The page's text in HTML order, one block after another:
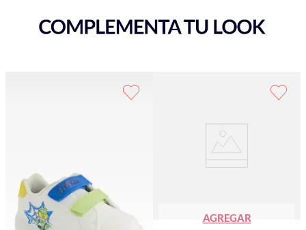
AGREGAR